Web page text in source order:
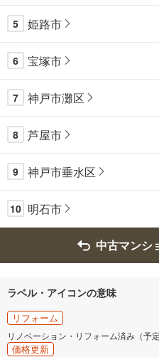
5 姫路市
6 宝塚市
7 神戸市灘区
8 芦屋市
9 神戸市垂水区
10 明石市
中古マンシ
ラベル・アイコンの意味
リフォーム
リノベーション・リフォーム済み（予
価格更新